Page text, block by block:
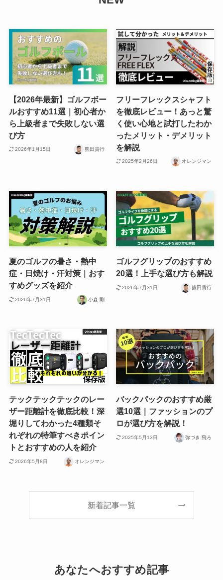
【2026年最新】ゴルフボー
ルおすすめ11選｜初心者か
ら上級者まで失敗しない選
び方
2026年1月15日 熊田貴行
フリーフレックスシャフト
を徹底レビュー！あっと驚
く使い心地と試打したわか
ったメリット・デメリット
を解説
2025年2月26日 オレンジマン
夏のゴルフの暑さ・熱中
症・日焼け・汗対策｜おす
すめグッズを紹介
2026年7月31日 小森 剛
ゴルフグリップのおすすめ
20選！上手な選び方も解説
2026年7月31日 熊田貴行
テックテックテックのレー
ザー距離計を徹底比較！深
堀りしてわかった4種類そ
れぞれの特筆すべきポイン
トとおすすめの人を紹介
2026年5月8日 オレンジマン
バックパックのおすすめ厳
選10選｜ファッションのプ
ロが選び方を解説！
2025年5月13日 弥づき 飛ろ
新着記事一覧
あなたへおすすめ記事